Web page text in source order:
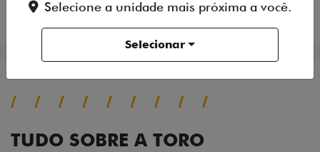
COMPARAR VERSÃO
TUDO SOBRE A TORO
Selecione a unidade mais próxima a você.
Selecionar